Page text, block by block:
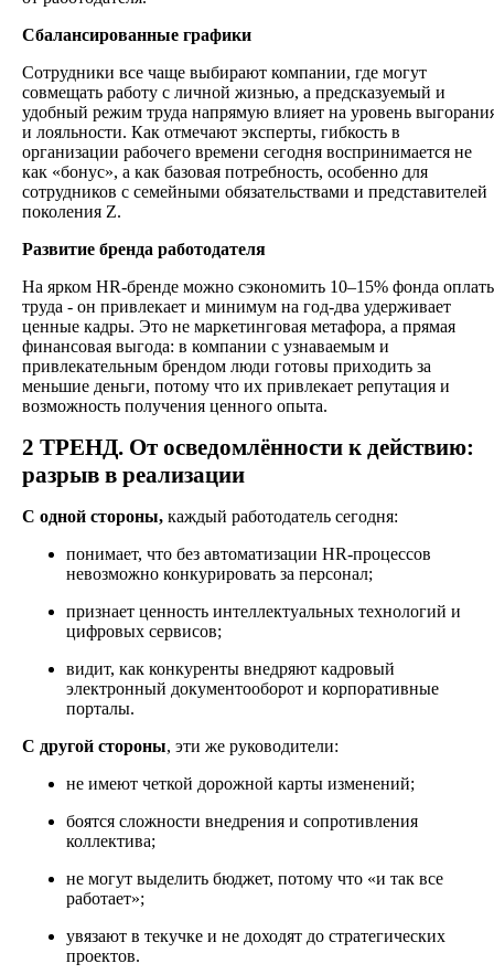
Сбалансированные графики
Сотрудники все чаще выбирают компании, где могут
совмещать работу с личной жизнью, а предсказуемый и
удобный режим труда напрямую влияет на уровень
и лояльности. Как отмечают эксперты, гибкость в
организации рабочего времени сегодня воспринимается не
как «бонус», а как базовая потребность, особенно для
сотрудников с семейными обязательствами и представителей
поколения Z.
Развитие бренда работодателя
На ярком HR-бренде можно сэкономить 10–15% фонда
труда - он привлекает и минимум на год-два удерживает
ценные кадры. Это не маркетинговая метафора, а прямая
финансовая выгода: в компании с узнаваемым и
привлекательным брендом люди готовы приходить за
меньшие деньги, потому что их привлекает репутация и
возможность получения ценного опыта.
2 ТРЕНД. От осведомлённости к действию:
разрыв в реализации
С одной стороны, каждый работодатель сегодня:
понимает, что без автоматизации HR-процессов
невозможно конкурировать за персонал;
признает ценность интеллектуальных технологий и
цифровых сервисов;
видит, как конкуренты внедряют кадровый
электронный документооборот и корпоративные
порталы.
С другой стороны, эти же руководители:
не имеют четкой дорожной карты изменений;
боятся сложности внедрения и сопротивления
коллектива;
не могут выделить бюджет, потому что «и так все
работает»;
увязают в текучке и не доходят до стратегических
проектов.